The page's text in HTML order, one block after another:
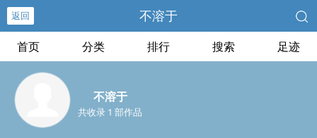
返回 不溶于
首页 分类 排行 搜索 足迹
不溶于
共收录 1 部作品